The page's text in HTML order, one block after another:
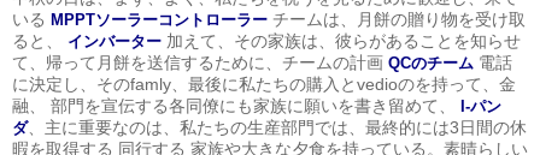
いる MPPTソーラーコントローラー チームは、月餅の贈り物を受け取
ると、 インバーター 加えて、その家族は、彼らがあることを知らせ
て、帰って月餅を送信するために、チームの計画 QCのチーム 電話
に決定し、そのfamly、最後に私たちの購入とvedioのを持って、金
融、 部門を宣伝する各同僚にも家族に願いを書き留めて、
I-パン
ダ、主に重要なのは、私たちの生産部門では、最終的には3日間の休
暇を取得する 同行する 家族や大きな夕食を持っている。 素晴らしい